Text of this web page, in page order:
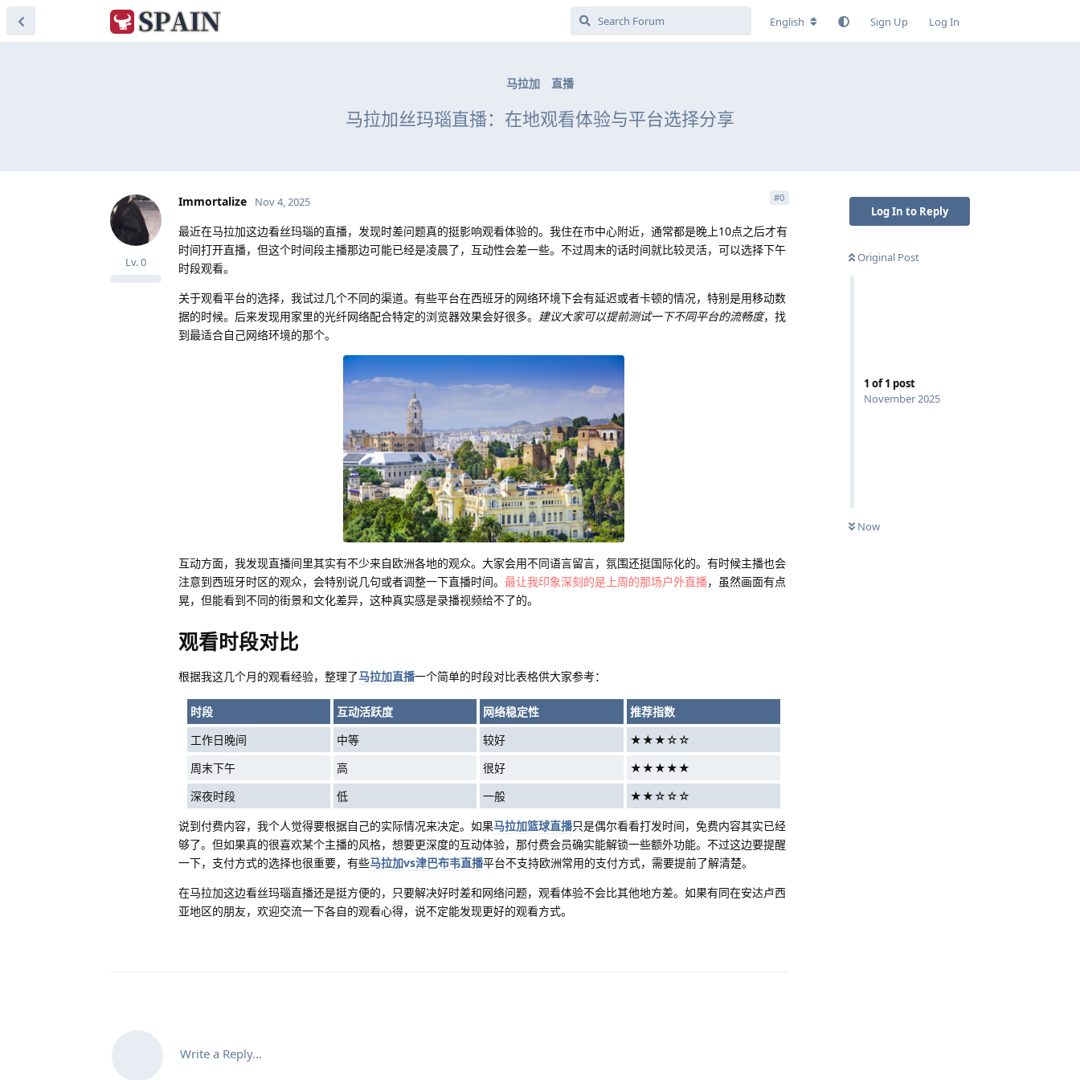
English Sign Up Log In
马拉加 直播
马拉加丝玛瑙直播：在地观看体验与平台选择分享
Log In to Reply
Original Post
1 of1 post
November 2025
Now
Immortalize
Lv.0
Nov 4, 2025 #0
最近在马拉加这边看丝玛瑙的直播，发现时差问题真的挺影响观看体验的。我住在市中心附近，通常都是晚上10点之后才有
时间打开直播，但这个时间段主播那边可能已经是凌晨了，互动性会差一些。不过周末的话时间就比较灵活，可以选择下午
时段观看。
关于观看平台的选择，我试过几个不同的渠道。有些平台在西班牙的网络环境下会有延迟或者卡顿的情况，特别是用移动数
据的时候。后来发现用家里的光纤网络配合特定的浏览器效果会好很多。 建议大家可以提前测试一下不同平台的流畅度，找
到最适合自己网络环境的那个。
互动方面，我发现直播间里其实有不少来自欧洲各地的观众。大家会用不同语言留言，氛围还挺国际化的。有时候主播也会
注意到西班牙时区的观众，会特别说几句或者调整一下直播时间。 最让我印象深刻的是上周的那场户外直播，虽然画面有点
晃，但能看到不同的街景和文化差异，这种真实感是录播视频给不了的。
观看时段对比
根据我这几个月的观看经验，整理了马拉加直播一个简单的时段对比表格供大家参考：
时段 互动活跃度 网络稳定性
推荐指数
工作日晚间
中等 较好
★★★☆☆
周末下午
高 很好
★★★★★
深夜时段
低 一般
★★☆☆☆
说到付费内容，我个人觉得要根据自己的实际情况来决定。如果马拉加篮球直播只是偶尔看看打发时间，免费内容其实已经
够了。但如果真的很喜欢某个主播的风格，想要更深度的互动体验，那付费会员确实能解锁一些额外功能。 不过这边要提醒
一下，支付方式的选择也很重要，有些马拉加vs津巴布韦直播平台不支持欧洲常用的支付方式，需要提前了解清楚。
在马拉加这边看丝玛瑙直播还是挺方便的，只要解决好时差和网络问题，观看体验不会比其他地方差。如果有同在安达卢西
亚地区的朋友，欢迎交流一下各自的观看心得，说不定能发现更好的观看方式。
Write a Reply...